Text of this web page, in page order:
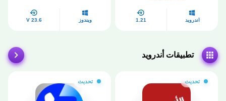
أندرويد 1.21 ويندوز V 23.6
تطبيقات أندرويد
تحديث تحديث